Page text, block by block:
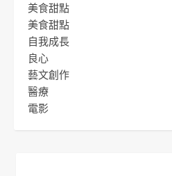
美食甜點
美食甜點
自我成長
良心
藝文創作
醫療
電影